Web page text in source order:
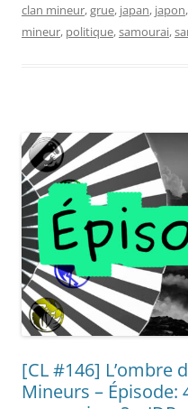
clan mineur,grue, japan, japon,
mineur, politique,samourai,
[CL #146] L’ombre
Mineurs – Épisode: